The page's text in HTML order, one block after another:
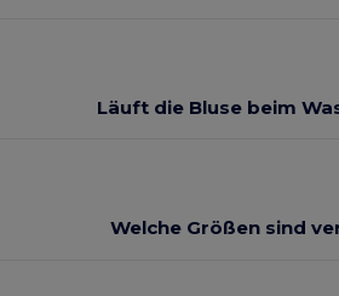
Läuft die Bluse beim
Welche Größen sind